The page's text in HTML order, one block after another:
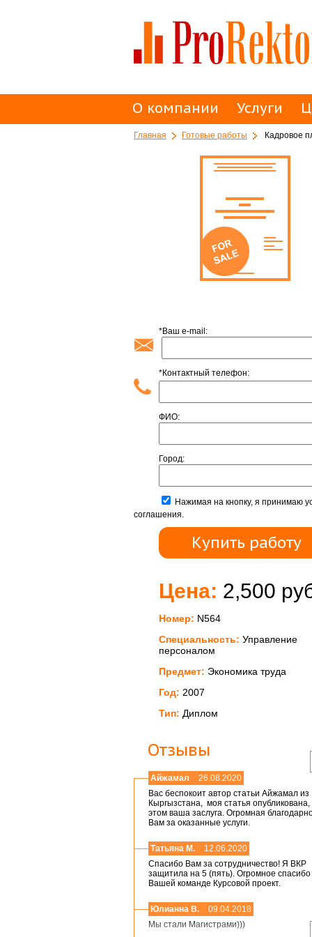
О компании Услуги
Главная Готовые работы Кадровое
*Ваш e-mail:
*Контактный телефон:
ФИО:
Город:
Нажимая на кнопку, я принимаю
соглашения.
Цена: 2,500
Номер: N564
Специальность: Управление
персоналом
Предмет: Экономика труда
Год: 2007
Тип: Диплом
Отзывы
Айжамал
26.08.2020
Вас беспокоит автор статьи Айжамал из
Кыргызстана, моя статья опубликована,
этом ваша заслуга. Огромная
Вам за оказанные услуги.
Татьяна М.
12.06.2020
Спасибо Вам за сотрудничество! Я ВКР
защитила на 5 (пять). Огромное
Вашей команде Курсовой проект.
Юлианна В.
09.04.2018
Мы стали Магистрами)))